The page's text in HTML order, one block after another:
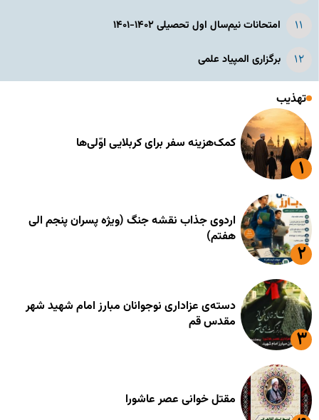
امتحانات نیم‌سال اول تحصیلی ۱۴۰۲-۱۴۰۱
برگزاری المپیاد علمی
تهذیب
کمک‌هزینه سفر برای کربلایی اوّلی‌ها
اردوی جذاب نقشه جنگ (ویژه پسران پنجم الی
هفتم)
دسته‌ی عزاداری نوجوانان مبارز امام شهید شهر
مقدس قم
مقتل خوانی عصر عاشورا